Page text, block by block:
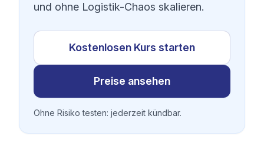
und ohne Logistik-Chaos skalieren.
Kostenlosen Kurs starten
Preise ansehen
Ohne Risiko testen: jederzeit kündbar.